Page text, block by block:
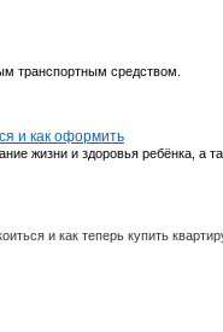
транспортным средством.
и как оформить
жизни и здоровья ребёнка, а
и как теперь купить